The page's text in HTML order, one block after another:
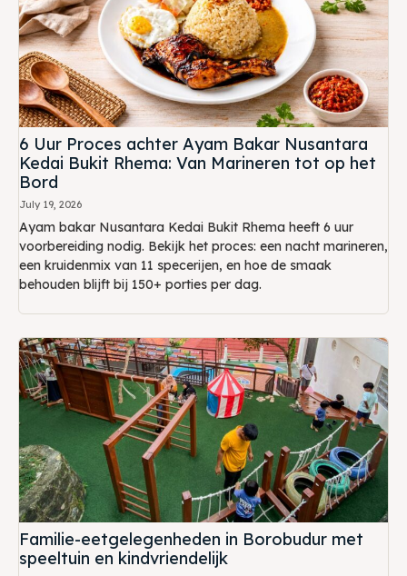
6 Uur Proces achter Ayam Bakar Nusantara
Kedai Bukit Rhema: Van Marineren tot op het
Bord
July 19, 2026
Ayam bakar Nusantara Kedai Bukit Rhema heeft 6 uur
voorbereiding nodig. Bekijk het proces: een nacht marineren,
een kruidenmix van 11 specerijen, en hoe de smaak
behouden blijft bij 150+ porties per dag.
Familie-eetgelegenheden in Borobudur met
speeltuin en kindvriendelijk